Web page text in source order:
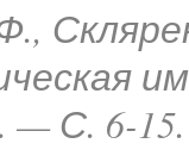
— С. 6-15.